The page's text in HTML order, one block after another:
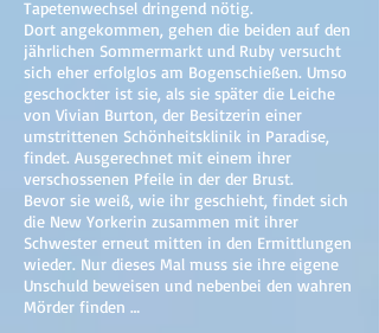
Tapetenwechsel dringend nötig.
Dort angekommen, gehen die beiden auf den
jährlichen Sommermarkt und Ruby versucht
sich eher erfolglos am Bogenschießen. Umso
geschockter ist sie, als sie später die Leiche
von Vivian Burton, der Besitzerin einer
umstrittenen Schönheitsklinik in Paradise,
findet. Ausgerechnet mit einem ihrer
verschossenen Pfeile in der der Brust.
Bevor sie weiß, wie ihr geschieht, findet sich
die New Yorkerin zusammen mit ihrer
Schwester erneut mitten in den Ermittlungen
wieder. Nur dieses Mal muss sie ihre eigene
Unschuld beweisen und nebenbei den wahren
Mörder finden …